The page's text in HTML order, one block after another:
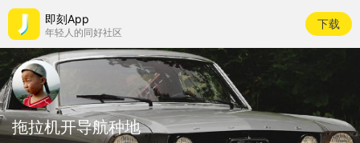
即刻App
年轻人的同好社区
下载
拖拉机开导航种地